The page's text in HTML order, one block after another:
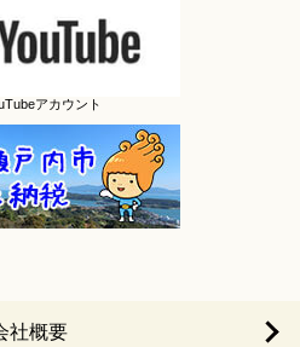
アカウント
社概要